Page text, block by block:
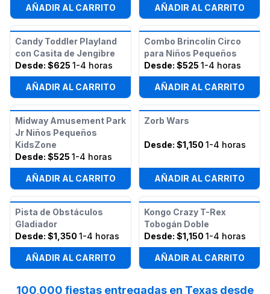
AÑADIR AL CARRITO AÑADIR AL CARRITO
Candy Toddler Playland
con Casita de Jengibre
Desde: $625 1-4 horas
AÑADIR AL CARRITO
Combo Brincolín Circo
para Niños Pequeños
Desde: $525 1-4 horas
AÑADIR AL CARRITO
Midway Amusement Park
Jr Niños Pequeños
KidsZone
Desde: $525 1-4 horas
AÑADIR AL CARRITO
Zorb Wars
Desde: $1,150 1-4 horas
AÑADIR AL CARRITO
Pista de Obstáculos
Gladiador
Desde: $1,350 1-4 horas
AÑADIR AL CARRITO
Kongo Crazy T-Rex
Tobogán Doble
Desde: $1,150 1-4 horas
AÑADIR AL CARRITO
100,000 fiestas entregadas en Texas desde